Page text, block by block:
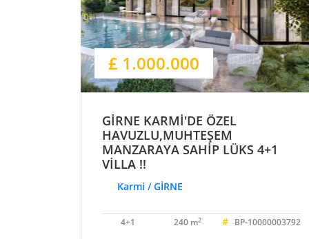
£ 1.000.000
GİRNE KARMİ'DE ÖZEL
HAVUZLU,MUHTEŞEM
MANZARAYA SAHİP LÜKS 4+1
VİLLA !!
Karmi / GİRNE
4+1 240 m2 # BP-10000003792